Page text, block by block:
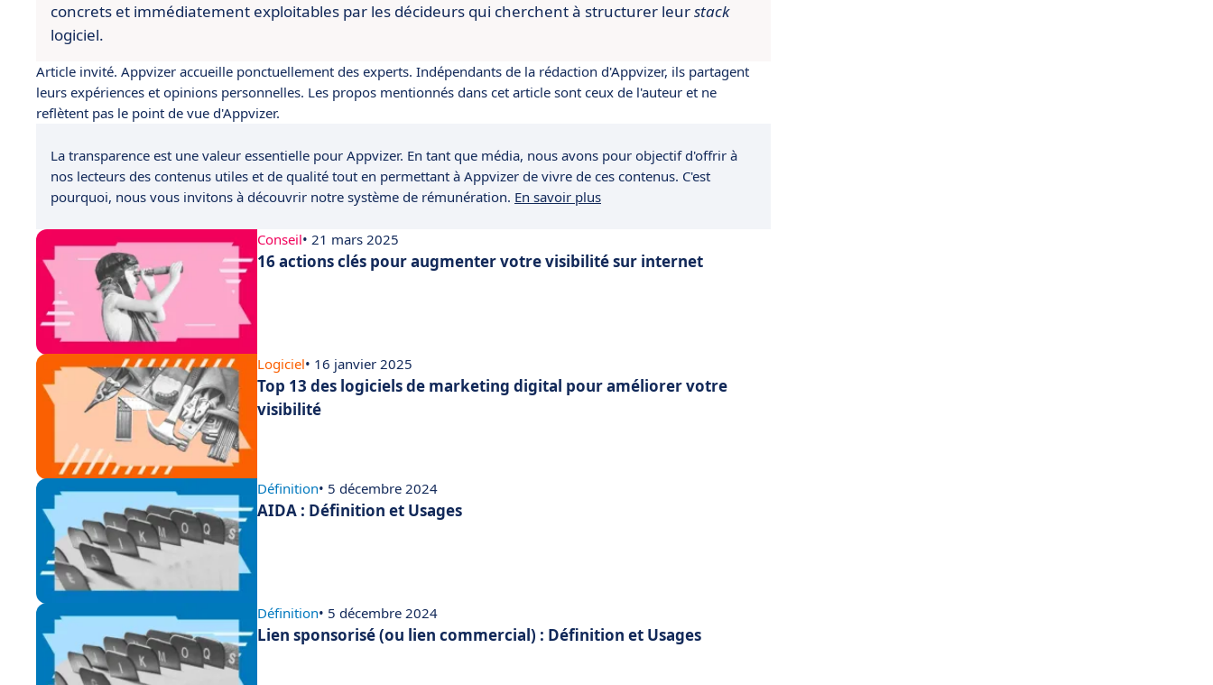
concrets et immédiatement exploitables par les décideurs qui cherchent à structurer leurstack
logiciel.
Article invité. Appvizer accueille ponctuellement des experts. Indépendants de la rédaction d'Appvizer, ils partagent
leurs expériences et opinions personnelles. Les propos mentionnés dans cet article sont ceux de l'auteur et ne
reflètent pas le point de vue d'Appvizer.
La transparence est une valeur essentielle pour Appvizer. En tant que média, nous avons pour objectif d'offrir à
nos lecteurs des contenus utiles et de qualité tout en permettant à Appvizer de vivre de ces contenus. C'est
pourquoi, nous vous invitons à découvrir notre système de rémunération. En savoir plus
Conseil• 21 mars 2025
16 actions clés pour augmenter votre visibilité sur internet
Logiciel• 16 janvier 2025
Top 13 des logiciels de marketing digital pour améliorer votre
visibilité
Définition• 5 décembre 2024
AIDA : Définition et Usages
Définition• 5 décembre 2024
Lien sponsorisé (ou lien commercial) : Définition et Usages